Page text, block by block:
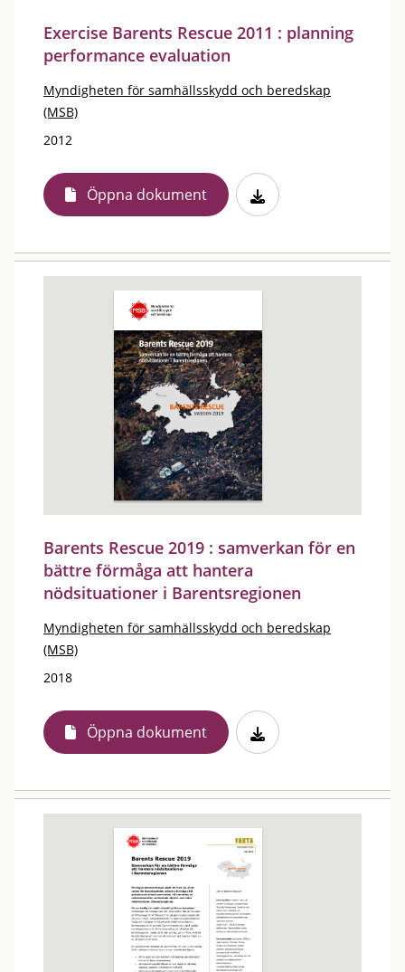
Exercise Barents Rescue 2011 : planning
performance evaluation
Myndigheten för samhällsskydd och beredskap
(MSB)
2012
Öppna dokument
Barents Rescue 2019 : samverkan för en
bättre förmåga att hantera
nödsituationer i Barentsregionen
Myndigheten för samhällsskydd och beredskap
(MSB)
2018
Öppna dokument